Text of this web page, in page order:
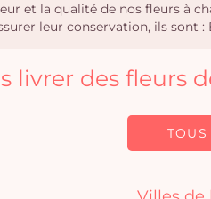
et la qualité de nos fleurs à
leur conservation, ils sont
livrer des fleurs